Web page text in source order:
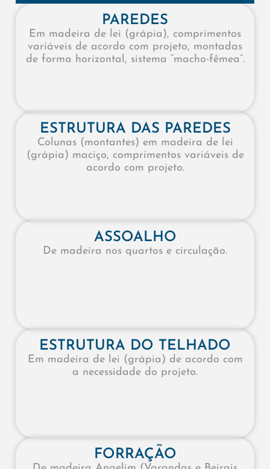
PAREDES
Em madeira de lei (grápia), comprimentos
variáveis de acordo com projeto, montadas
de forma horizontal, sistema “macho-fêmea”.
ESTRUTURA DAS PAREDES
Colunas (montantes) em madeira de lei
(grápia) maciço, comprimentos variáveis de
acordo com projeto.
ASSOALHO
De madeira nos quartos e circulação.
ESTRUTURA DO TELHADO
Em madeira de lei (grápia) de acordo com
a necessidade do projeto.
FORRAÇÃO